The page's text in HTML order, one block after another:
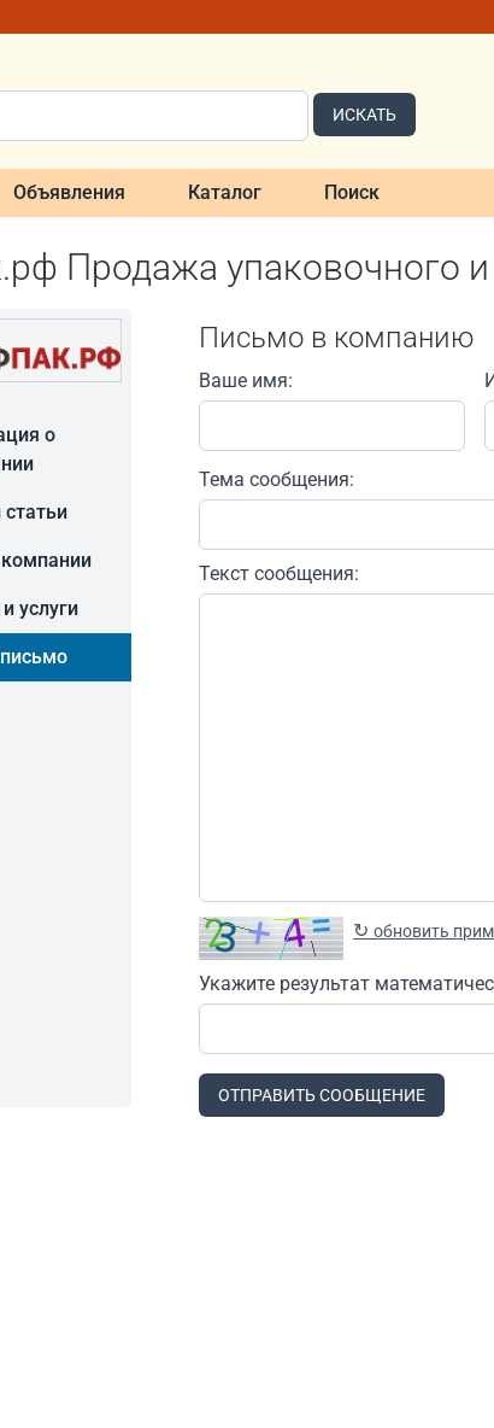
ИСКАТЬ
Объявления Каталог Поиск
Продажа упаковочного
о
услуги
Письмо в компанию
Ваше имя:
Тема сообщения:
Текст сообщения:
↻ обновить
Укажите результат
ОТПРАВИТЬ СООБЩЕНИЕ